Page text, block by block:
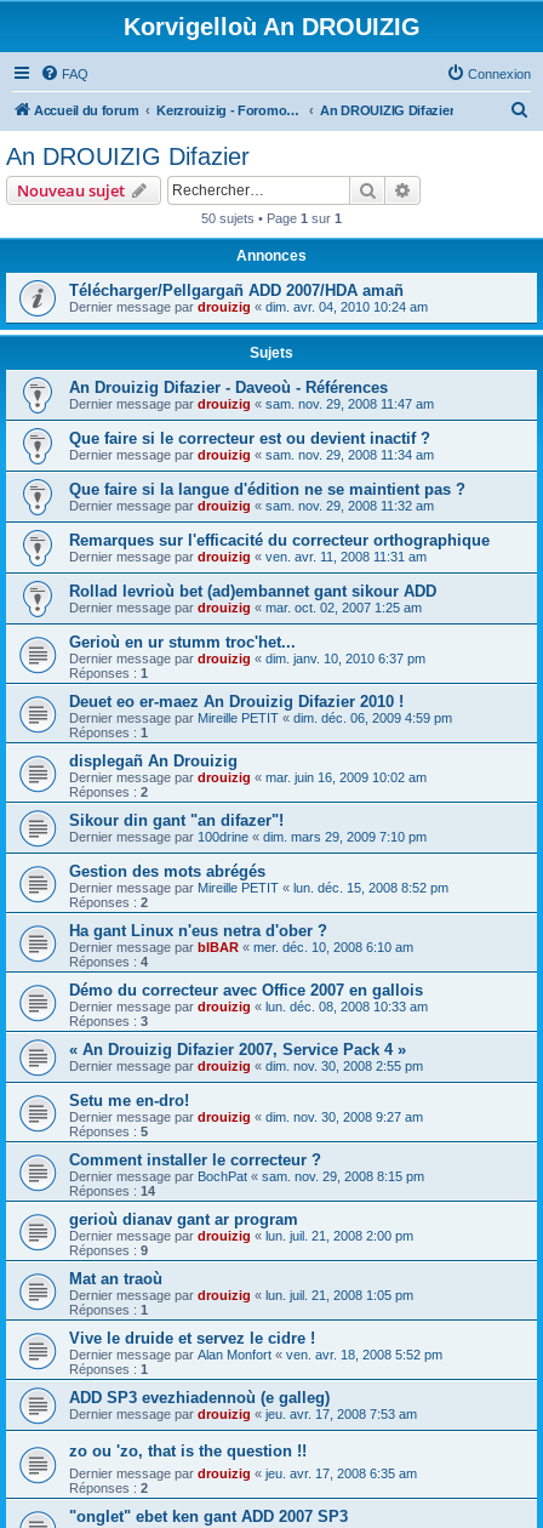
Korvigelloù An DROUIZIG
FAQ Connexion
Accueil du forum Kerzrouizig - Foromoù An Drouizig An DROUIZIG Difazier
e
r
An DROUIZIG Difazier
Nouveau sujet Rechercher
50 sujets • Page 1 sur 1
Annonces
Télécharger/Pellgargañ ADD 2007/HDA amañ
Dernier message par drouizig « dim. avr. 04, 2010 10:24 am
Sujets
An Drouizig Difazier - Daveoù - Références
Dernier message par drouizig « sam. nov. 29, 2008 11:47 am
Que faire si le correcteur est ou devient inactif ?
Dernier message par drouizig « sam. nov. 29, 2008 11:34 am
Que faire si la langue d'édition ne se maintient pas ?
Dernier message par drouizig « sam. nov. 29, 2008 11:32 am
Remarques sur l'efficacité du correcteur orthographique
Dernier message par drouizig « ven. avr. 11, 2008 11:31 am
Rollad levrioù bet (ad)embannet gant sikour ADD
Dernier message par drouizig « mar. oct. 02, 2007 1:25 am
Gerioù en ur stumm troc'het...
Dernier message par drouizig « dim. janv. 10, 2010 6:37 pm
Réponses : 1
Deuet eo er-maez An Drouizig Difazier 2010 !
Dernier message par Mireille PETIT « dim. déc. 06, 2009 4:59 pm
Réponses : 1
displegañ An Drouizig
Dernier message par drouizig « mar. juin 16, 2009 10:02 am
Réponses : 2
Sikour din gant "an difazer"!
Dernier message par 100drine « dim. mars 29, 2009 7:10 pm
Gestion des mots abrégés
Dernier message par Mireille PETIT « lun. déc. 15, 2008 8:52 pm
Réponses : 2
Ha gant Linux n'eus netra d'ober ?
Dernier message par bIBAR « mer. déc. 10, 2008 6:10 am
Réponses : 4
Démo du correcteur avec Office 2007 en gallois
Dernier message par drouizig « lun. déc. 08, 2008 10:33 am
Réponses : 3
« An Drouizig Difazier 2007, Service Pack 4 »
Dernier message par drouizig « dim. nov. 30, 2008 2:55 pm
Setu me en-dro!
Dernier message par drouizig « dim. nov. 30, 2008 9:27 am
Réponses : 5
Comment installer le correcteur ?
Dernier message par BochPat « sam. nov. 29, 2008 8:15 pm
Réponses : 14
gerioù dianav gant ar program
Dernier message par drouizig « lun. juil. 21, 2008 2:00 pm
Réponses : 9
Mat an traoù
Dernier message par drouizig « lun. juil. 21, 2008 1:05 pm
Réponses : 1
Vive le druide et servez le cidre !
Dernier message par Alan Monfort « ven. avr. 18, 2008 5:52 pm
Réponses : 1
ADD SP3 evezhiadennoù (e galleg)
Dernier message par drouizig « jeu. avr. 17, 2008 7:53 am
zo ou 'zo, that is the question !!
Dernier message par drouizig « jeu. avr. 17, 2008 6:35 am
Réponses : 2
"onglet" ebet ken gant ADD 2007 SP3